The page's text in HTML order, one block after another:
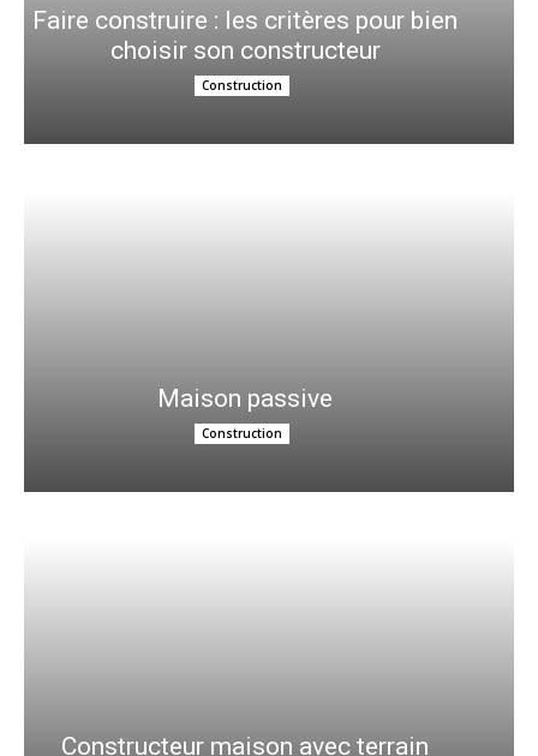
Faire construire : les critères pour bien
choisir son constructeur
Construction
Maison passive
Construction
Constructeur maison avec terrain